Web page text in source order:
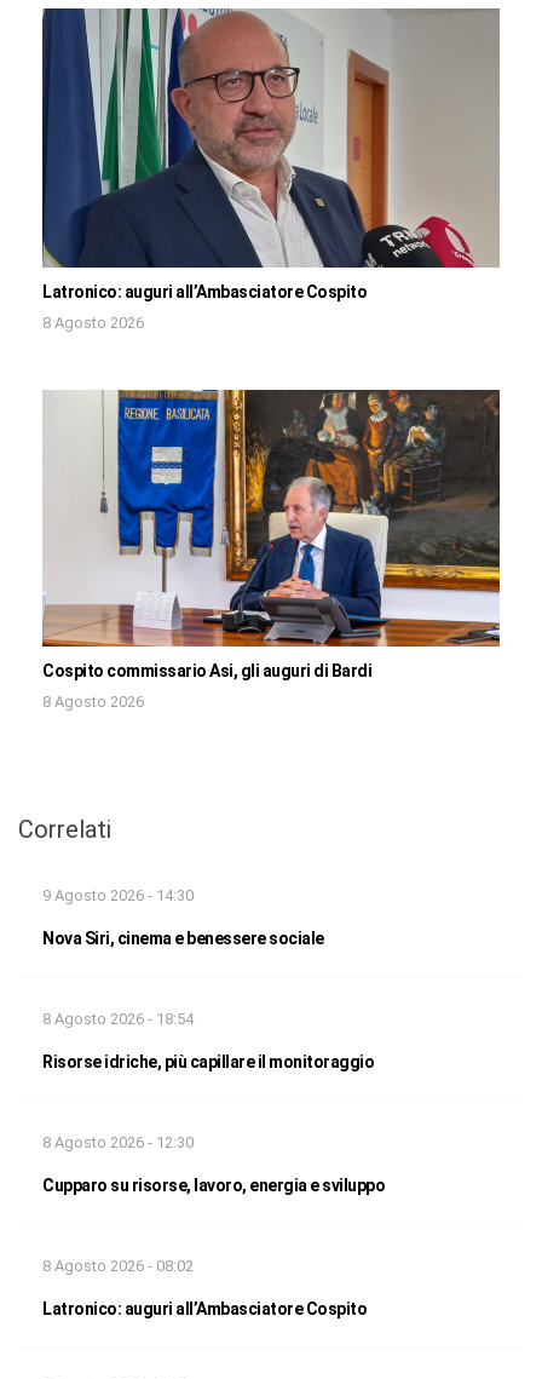
Latronico: auguri all’Ambasciatore Cospito
8 Agosto 2026
Cospito commissario Asi, gli auguri di Bardi
8 Agosto 2026
Correlati
9 Agosto 2026 - 14:30
Nova Siri, cinema e benessere sociale
8 Agosto 2026 - 18:54
Risorse idriche, più capillare il monitoraggio
8 Agosto 2026 - 12:30
Cupparo su risorse, lavoro, energia e sviluppo
8 Agosto 2026 - 08:02
Latronico: auguri all’Ambasciatore Cospito